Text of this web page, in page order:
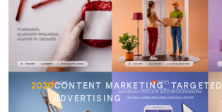
2020CONTENT MARKETING, TARGETED
ADVERTISING